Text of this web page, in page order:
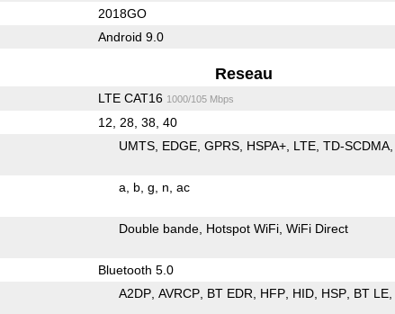
2018GO
Android 9.0
Reseau
LTE CAT16 1000/105 Mbps
12, 28, 38, 40
UMTS EDGE GPRS HSPA+ LTE TD-SCDMA
a b g n ac
Double bande Hotspot WiFi WiFi Direct
Bluetooth 5.0
A2DP AVRCP BT EDR HFP HID HSP BT LE